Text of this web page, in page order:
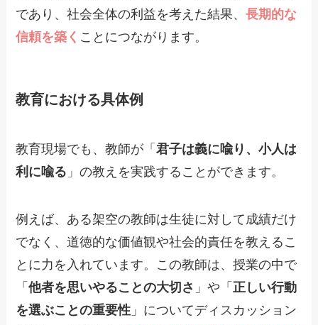
であり、社会全体の利益を考えた結果、長期的な
信頼を築く ことにつながります。
教育における具体例
教育現場でも、教師が「君子は義に喩り、小人は
利に喩る 」の教えを実践することができます。
例えば、ある架空の教師は生徒に対して成績だけ
でなく、道徳的な価値観や社会的責任を教えるこ
とに力を入れています。この教師は、授業の中で
「他者を思いやることの大切さ 」や「正しい行動
を選ぶことの重要性 」についてディスカッション